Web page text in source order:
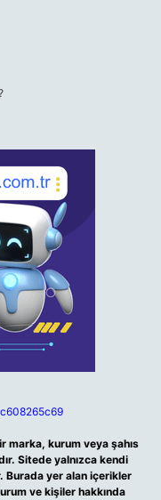
marka, kurum veya şahıs
Sitede yalnızca kendi
Burada yer alan içerikler
ve kişiler hakkında